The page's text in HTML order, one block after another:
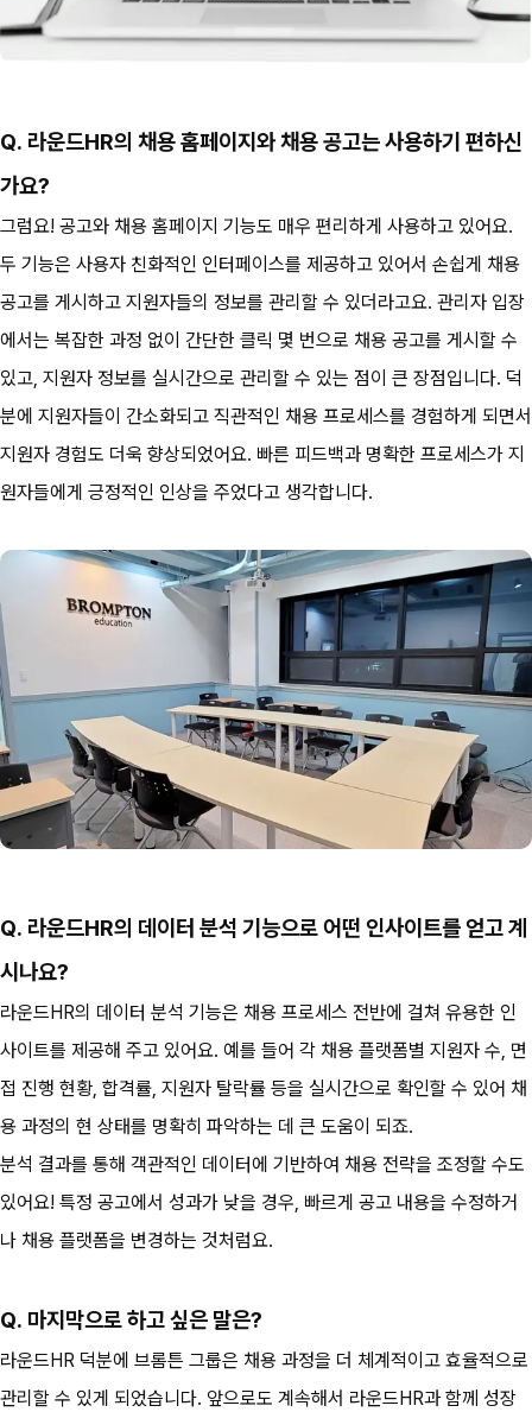
Q. 라운드HR의 채용 홈페이지와 채용 공고는 사용하기 편하신
가요?
그럼요! 공고와 채용 홈페이지 기능도 매우 편리하게 사용하고 있어요.
두 기능은 사용자 친화적인 인터페이스를 제공하고 있어서 손쉽게 채용
공고를 게시하고 지원자들의 정보를 관리할 수 있더라고요. 관리자 입장
에서는 복잡한 과정 없이 간단한 클릭 몇 번으로 채용 공고를 게시할 수
있고, 지원자 정보를 실시간으로 관리할 수 있는 점이 큰 장점입니다. 덕
분에 지원자들이 간소화되고 직관적인 채용 프로세스를 경험하게 되면서
지원자 경험도 더욱 향상되었어요. 빠른 피드백과 명확한 프로세스가 지
원자들에게 긍정적인 인상을 주었다고 생각합니다.
Q. 라운드HR의 데이터 분석 기능으로 어떤 인사이트를 얻고 계
시나요?
라운드HR의 데이터 분석 기능은 채용 프로세스 전반에 걸쳐 유용한 인
사이트를 제공해 주고 있어요. 예를 들어 각 채용 플랫폼별 지원자 수, 면
접 진행 현황, 합격률, 지원자 탈락률 등을 실시간으로 확인할 수 있어 채
용 과정의 현 상태를 명확히 파악하는 데 큰 도움이 되죠.
분석 결과를 통해 객관적인 데이터에 기반하여 채용 전략을 조정할 수도
있어요! 특정 공고에서 성과가 낮을 경우, 빠르게 공고 내용을 수정하거
나 채용 플랫폼을 변경하는 것처럼요.
Q. 마지막으로 하고 싶은 말은?
라운드HR 덕분에 브롬튼 그룹은 채용 과정을 더 체계적이고 효율적으로
관리할 수 있게 되었습니다. 앞으로도 계속해서 라운드HR과 함께 성장